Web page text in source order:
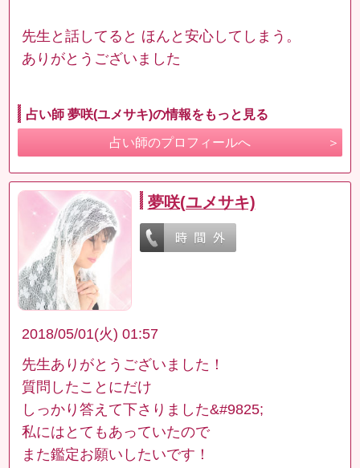
先生と話してると ほんと安心してしまう。
ありがとうございました
占い師 夢咲(ユメサキ)の情報をもっと見る
占い師のプロフィールへ
夢咲(ユメサキ)
2018/05/01(火) 01:57
先生ありがとうございました！
質問したことにだけ
しっかり答えて下さりました&#9825;
私にはとてもあっていたので
また鑑定お願いしたいです！